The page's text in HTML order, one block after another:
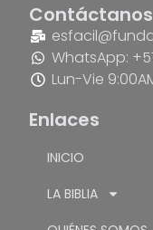
Contáctanos
WhatsApp:
Lun-Vie
Enlaces
INICIO
LA BIBLIA